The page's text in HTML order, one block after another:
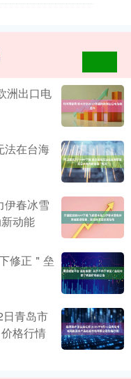
洲出口电
法在台海
伊春冰雪
动能
修正＂垒
青岛市
格行情